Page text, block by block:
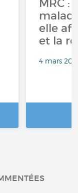
MRC :
elle
et la
4 mars